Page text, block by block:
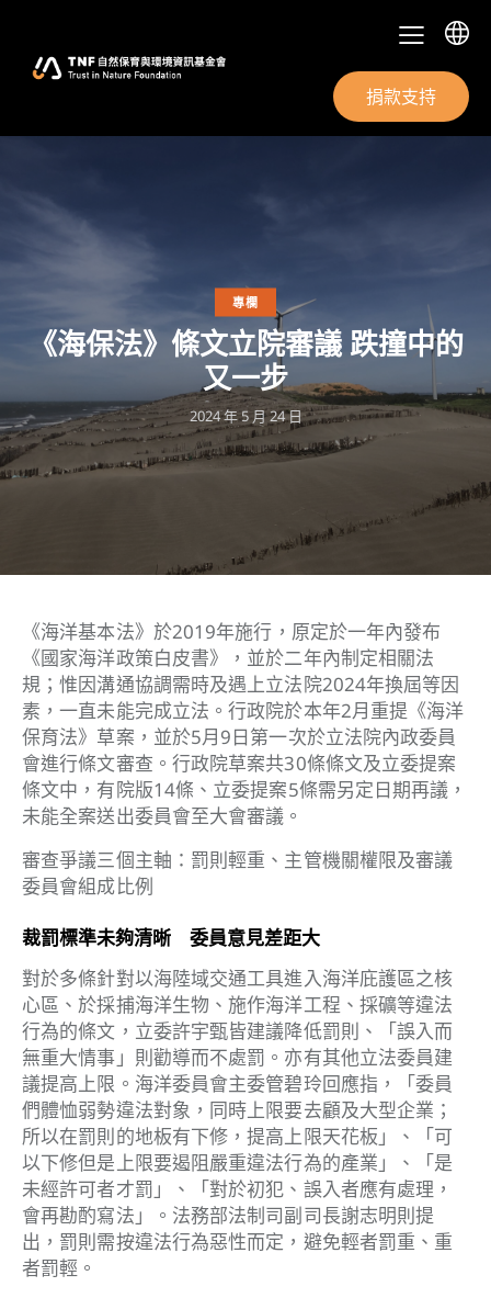
捐款支持
專欄
《海保法》條文立院審議 跌撞中的
又一步
2024 年 5 月 24 日
《海洋基本法》於2019年施行，原定於一年內發布
《國家海洋政策白皮書》，並於二年內制定相關法
規；惟因溝通協調需時及遇上立法院2024年換屆等因
素，一直未能完成立法。行政院於本年2月重提《海洋
保育法》草案，並於5月9日第一次於立法院內政委員
會進行條文審查。行政院草案共30條條文及立委提案
條文中，有院版14條、立委提案5條需另定日期再議，
未能全案送出委員會至大會審議。
審查爭議三個主軸：罰則輕重、主管機關權限及審議
委員會組成比例
裁罰標準未夠清晰 委員意見差距大
對於多條針對以海陸域交通工具進入海洋庇護區之核
心區、於採捕海洋生物、施作海洋工程、採礦等違法
行為的條文，立委許宇甄皆建議降低罰則、「誤入而
無重大情事」則勸導而不處罰。亦有其他立法委員建
議提高上限。海洋委員會主委管碧玲回應指，「委員
們體恤弱勢違法對象，同時上限要去顧及大型企業；
所以在罰則的地板有下修，提高上限天花板」、「可
以下修但是上限要遏阻嚴重違法行為的產業」、「是
未經許可者才罰」、「對於初犯、誤入者應有處理，
會再勘酌寫法」。法務部法制司副司長謝志明則提
出，罰則需按違法行為惡性而定，避免輕者罰重、重
者罰輕。